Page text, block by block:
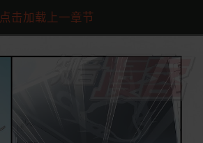
点击加载上一章节